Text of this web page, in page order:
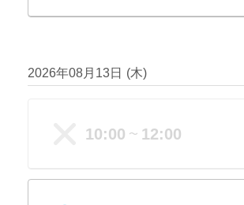
2026年08月13日 (木)
10:00 〜 12:00